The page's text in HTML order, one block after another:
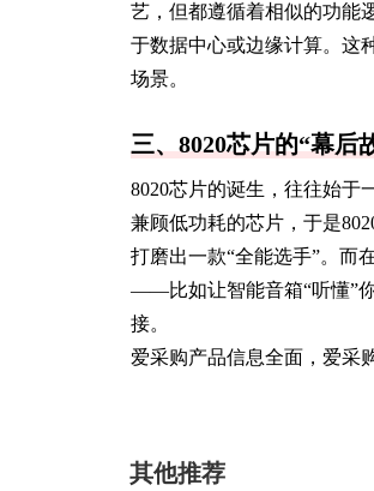
艺，但都遵循着相似的功能
于数据中心或边缘计算。这
场景。
三、8020芯片的“幕后
8020芯片的诞生，往往始于
兼顾低功耗的芯片，于是
打磨出一款“全能选手”。而
——比如让智能音箱“听懂”
接。
爱采购产品信息全面，爱采
其他推荐